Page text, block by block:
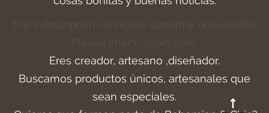
The subscription service is currently unavailable.
Please check again later.
Eres creador, artesano ,diseñador.
Buscamos productos únicos, artesanales que
sean especiales.